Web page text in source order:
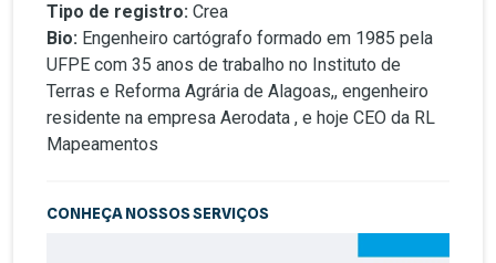
Tipo de registro: Crea
Bio: Engenheiro cartógrafo formado em 1985 pela
UFPE com 35 anos de trabalho no Instituto de
Terras e Reforma Agrária de Alagoas,, engenheiro
residente na empresa Aerodata , e hoje CEO da RL
Mapeamentos
CONHEÇA NOSSOS SERVIÇOS